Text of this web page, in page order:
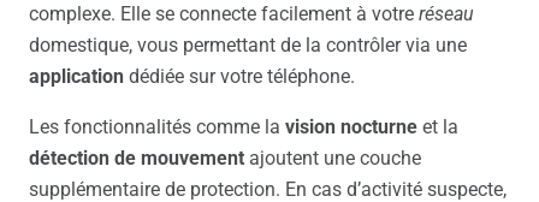
complexe. Elle se connecte facilement à votre réseau
domestique, vous permettant de la contrôler via une
application dédiée sur votre téléphone.
Les fonctionnalités comme la vision nocturne et la
détection de mouvement ajoutent une couche
supplémentaire de protection. En cas d’activité suspecte,